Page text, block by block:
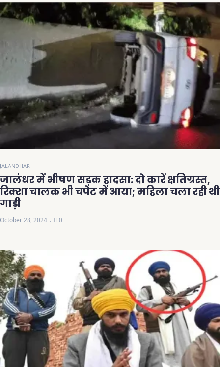
JALANDHAR
जालंधर में भीषण सड़क हादसा: दो कारें क्षतिग्रस्त,
रिक्शा चालक भी चपेट में आया; महिला चला रही थी
गाड़ी
October 28, 2024 0